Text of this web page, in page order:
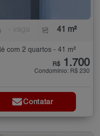
41 m²
com 2 quartos - 41 m²
R$ 1.700
Condomínio: R$ 230
Contatar